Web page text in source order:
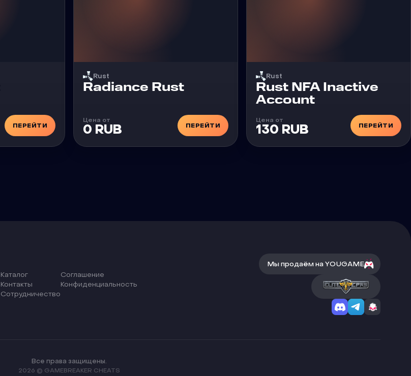
ПЕРЕЙТИ
Rust
Чит
Radiance Rust
Цена от
0 RUB ПЕРЕЙТИ
Rust
Rust NFA Inactive
Account
Цена от
130 RUB ПЕРЕЙТИ
Каталог
Контакты
Сотрудничество
Соглашение
Конфиденциальность
Мы продаём на YOUGAME
Все права защищены.
2026 © GAMEBREAKER CHEATS